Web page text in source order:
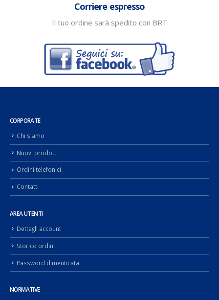
Corriere espresso
Il tuo ordine sarà spedito con BRT
CORPORATE
Chi siamo
Nuovi prodotti
Ordini telefonici
Contatti
AREA UTENTI
Dettagli account
Storico ordini
Password dimenticata
NORMATIVE